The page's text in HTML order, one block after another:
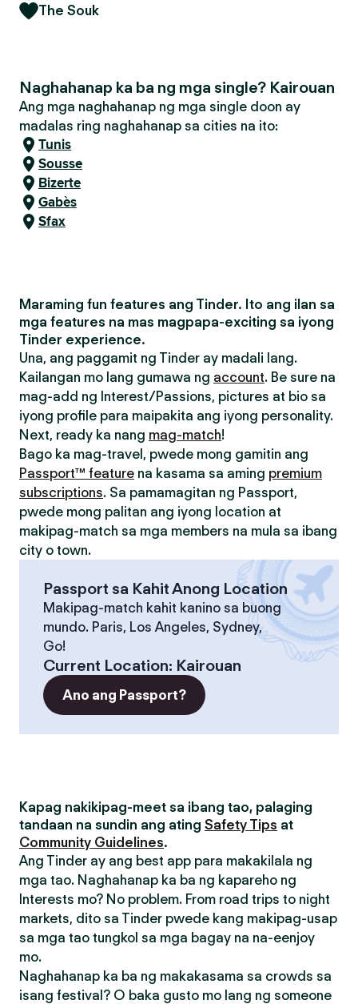
The Souk
Naghahanap ka ba ng mga single? Kairouan
Ang mga naghahanap ng mga single doon ay
madalas ring naghahanap sa cities na ito:
Tunis
Sousse
Bizerte
Gabès
Sfax
Maraming fun features ang Tinder. Ito ang ilan sa
mga features na mas magpapa-exciting sa iyong
Tinder experience.
Una, ang paggamit ng Tinder ay madali lang.
Kailangan mo lang gumawa ng account. Be sure na
mag-add ng Interest/Passions, pictures at bio sa
iyong profile para maipakita ang iyong personality.
Next, ready ka nang mag-match!
Bago ka mag-travel, pwede mong gamitin ang
Passport™ feature na kasama sa aming premium
subscriptions. Sa pamamagitan ng Passport,
pwede mong palitan ang iyong location at
makipag-match sa mga members na mula sa ibang
city o town.
Passport sa Kahit Anong Location
Makipag-match kahit kanino sa buong
mundo. Paris, Los Angeles, Sydney,
Go!
Current Location: Kairouan
Ano ang Passport?
Kapag nakikipag-meet sa ibang tao, palaging
tandaan na sundin ang ating Safety Tips at
Community Guidelines.
Ang Tinder ay ang best app para makakilala ng
mga tao. Naghahanap ka ba ng kapareho ng
Interests mo? No problem. From road trips to night
markets, dito sa Tinder pwede kang makipag-usap
sa mga tao tungkol sa mga bagay na na-eenjoy
mo.
Naghahanap ka ba ng makakasama sa crowds sa
isang festival? O baka gusto mo lang ng someone